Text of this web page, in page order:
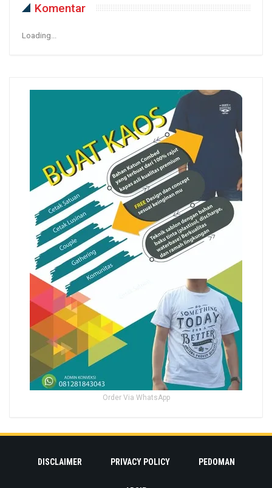
Komentar
Loading...
Order Via WhatsApp
DISCLAIMER PRIVACY POLICY PEDOMAN